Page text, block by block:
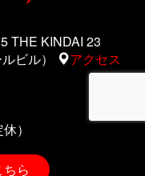
THE KINDAI 23
ビル）
アクセス
）
ら